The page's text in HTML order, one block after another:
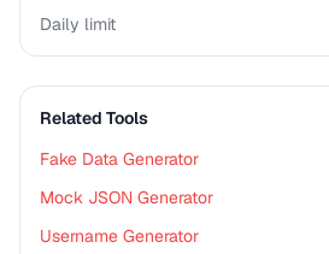
Daily limit
Related Tools
Fake Data Generator
Mock JSON Generator
Username Generator